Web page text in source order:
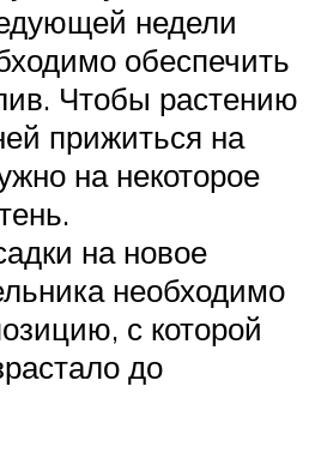
недели
обеспечить
Чтобы растению
прижиться на
на некоторое
на новое
необходимо
с которой
до